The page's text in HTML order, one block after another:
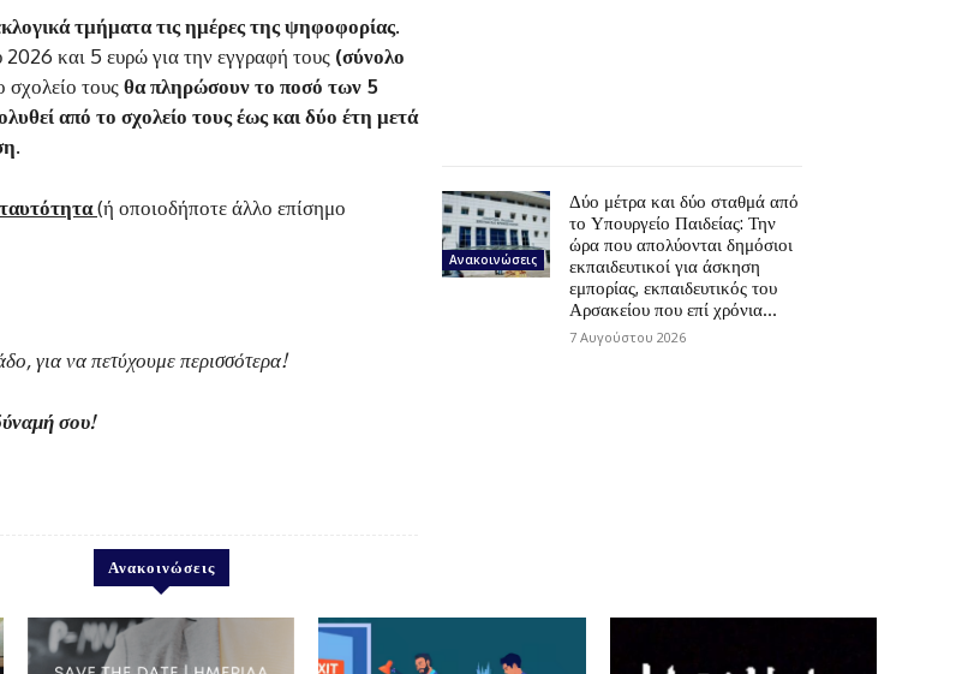
τμήματα τις ημέρες της ψηφοφορίας.
και 5 ευρώ για την εγγραφή τους (σύνολο
σχολείο τουςθα πληρώσουν το ποσό των 5
από το σχολείο τους έως και δύο έτη μετά
(ή οποιοδήποτε άλλο επίσημο
για να πετύχουμε περισσότερα!
σου!
Ανακοινώσεις
Δύο μέτρα και δύο σταθμά από
το Υπουργείο Παιδείας: Την
ώρα που απολύονται δημόσιοι
εκπαιδευτικοί για άσκηση
εμπορίας, εκπαιδευτικός του
Αρσακείου που επί χρόνια...
7 Αυγούστου 2026
Ανακοινώσεις